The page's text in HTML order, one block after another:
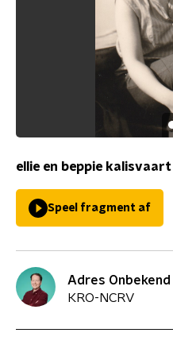
ellie en beppie kalisvaart
Speel fragment af
Adres Onbekend
KRO-NCRV